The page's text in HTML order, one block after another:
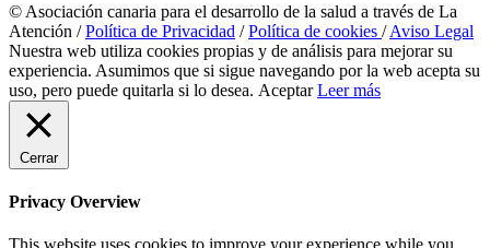
© Asociación canaria para el desarrollo de la salud a través de La
Atención /Política de Privacidad /Política de cookies /Aviso Legal
Nuestra web utiliza cookies propias y de análisis para mejorar su
experiencia. Asumimos que si sigue navegando por la web acepta su
uso, pero puede quitarla si lo desea. Aceptar Leer más
Cerrar
Privacy Overview